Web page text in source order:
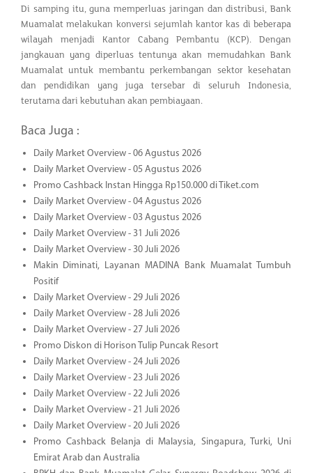
Di samping itu, guna memperluas jaringan dan distribusi, Bank
Muamalat melakukan konversi sejumlah kantor kas di beberapa
wilayah menjadi Kantor Cabang Pembantu (KCP). Dengan
jangkauan yang diperluas tentunya akan memudahkan Bank
Muamalat untuk membantu perkembangan sektor kesehatan
dan pendidikan yang juga tersebar di seluruh Indonesia,
terutama dari kebutuhan akan pembiayaan.
Baca Juga :
Daily Market Overview - 06 Agustus 2026
Daily Market Overview - 05 Agustus 2026
Promo Cashback Instan Hingga Rp150.000 di Tiket.com
Daily Market Overview - 04 Agustus 2026
Daily Market Overview - 03 Agustus 2026
Daily Market Overview - 31 Juli 2026
Daily Market Overview - 30 Juli 2026
Makin Diminati, Layanan MADINA Bank Muamalat Tumbuh
Positif
Daily Market Overview - 29 Juli 2026
Daily Market Overview - 28 Juli 2026
Daily Market Overview - 27 Juli 2026
Promo Diskon di Horison Tulip Puncak Resort
Daily Market Overview - 24 Juli 2026
Daily Market Overview - 23 Juli 2026
Daily Market Overview - 22 Juli 2026
Daily Market Overview - 21 Juli 2026
Daily Market Overview - 20 Juli 2026
Promo Cashback Belanja di Malaysia, Singapura, Turki, Uni
Emirat Arab dan Australia